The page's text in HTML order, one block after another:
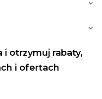


i otrzymuj rabaty,
i ofertach